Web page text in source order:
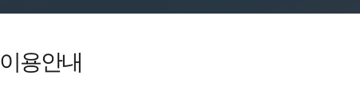
이용안내